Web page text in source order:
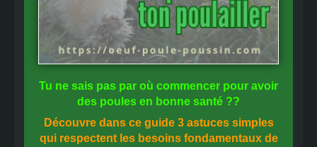
Tu ne sais pas par où commencer pour avoir
des poules en bonne santé ??
Découvre dans ce guide 3 astuces simples
qui respectent les besoins fondamentaux de